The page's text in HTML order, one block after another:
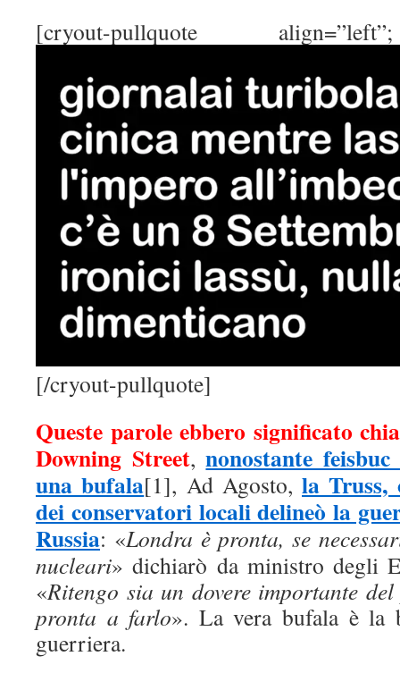
[cryout-pullquote
[/cryout-pullquote]
Queste parole ebbero significato
Downing Street,nonostante
una bufala[1], Ad Agosto, la Truss,
dei conservatori locali delineò la
Russia: «Londra è pronta, se
nucleari» dichiarò da ministro degli
«Ritengo sia un dovere importante
pronta a farlo». La vera bufala è la
guerriera.